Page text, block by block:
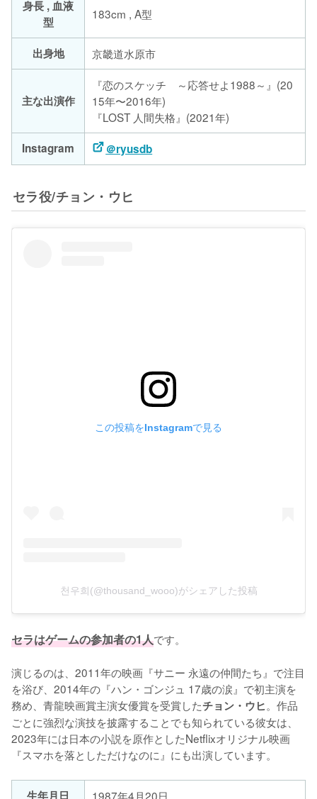
身長 , 血液
型
183cm , A型
出身地 京畿道水原市
主な出演作
『恋のスケッチ ～応答せよ1988～』(20
15年〜2016年)
『LOST 人間失格』(2021年)
Instagram
＠ryusdb
セラ役/チョン・ウヒ
この投稿をInstagramで見る
천우희(@thousand_wooo)がシェアした投稿
セラはゲームの参加者の1人です。
演じるのは、2011年の映画『サニー 永遠の仲間たち』で注目
を浴び、2014年の『ハン・ゴンジュ 17歳の涙』で初主演を
務め、青龍映画賞主演女優賞を受賞したチョン・ウヒ。作品
ごとに強烈な演技を披露することでも知られている彼女は、
2023年には日本の小説を原作としたNetflixオリジナル映画
『スマホを落としただけなのに』にも出演しています。
生年月日
1987年4月20日